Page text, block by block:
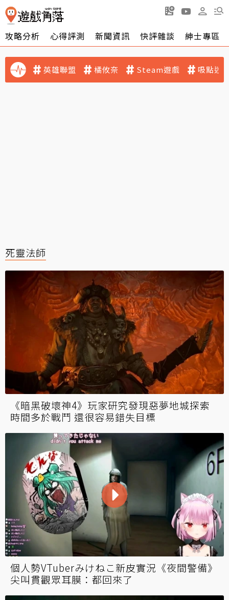
攻略分析 心得評測 新聞資訊 快評雜談 紳士專區
英雄聯盟 橘攸奈 Steam遊戲 吸點迷
死靈法師
《暗黑破壞神4》玩家研究發現惡夢地城探索
時間多於戰鬥 還很容易錯失目標
個人勢VTuberみけねこ新皮實況《夜間警備》
尖叫貫觀眾耳膜：都回來了